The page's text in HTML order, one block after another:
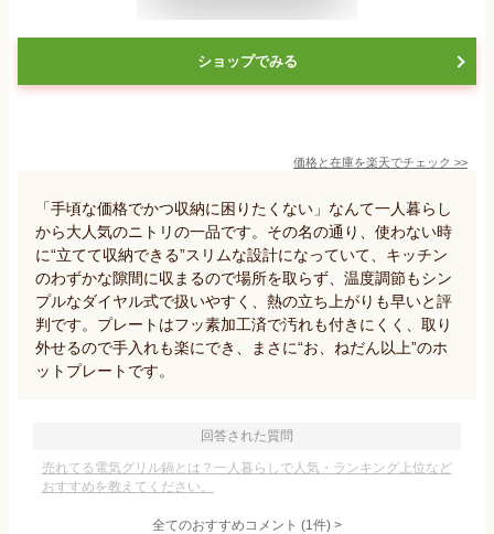
ショップでみる
価格と在庫を楽天でチェック >>
「手頃な価格でかつ収納に困りたくない」なんて一人暮らし
から大人気のニトリの一品です。その名の通り、使わない時
に“立てて収納できる”スリムな設計になっていて、キッチン
のわずかな隙間に収まるので場所を取らず、温度調節もシン
プルなダイヤル式で扱いやすく、熱の立ち上がりも早いと評
判です。プレートはフッ素加工済で汚れも付きにくく、取り
外せるので手入れも楽にでき、まさに“お、ねだん以上”のホ
ットプレートです。
回答された質問
売れてる電気グリル鍋とは？一人暮らしで人気・ランキング上位など
おすすめを教えてください。
全てのおすすめコメント (1件) >